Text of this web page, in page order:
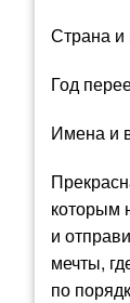
Страна и
Год
Имена и
которым
и
мечты,
по